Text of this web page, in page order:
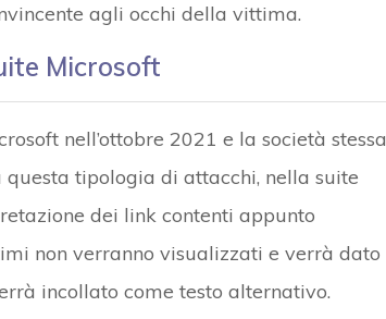
agli occhi della vittima.
Microsoft
nell’ottobre 2021 e la società stessa
tipologia di attacchi, nella suite
dei link contenti appunto
non verranno visualizzati e verrà dato
incollato come testo alternativo.